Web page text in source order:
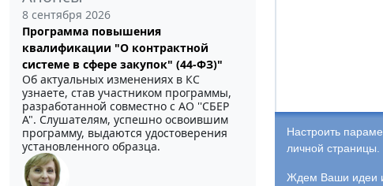
8 сентября 2026
Программа повышения
квалификации "О контрактной
системе в сфере закупок" (44-ФЗ)"
Об актуальных изменениях в КС
узнаете, став участником программы,
разработанной совместно с АО ''СБЕР
А". Слушателям, успешно освоившим
программу, выдаются удостоверения
установленного образца.
Настроить
личной страницы.
Ждем Ваши идеи